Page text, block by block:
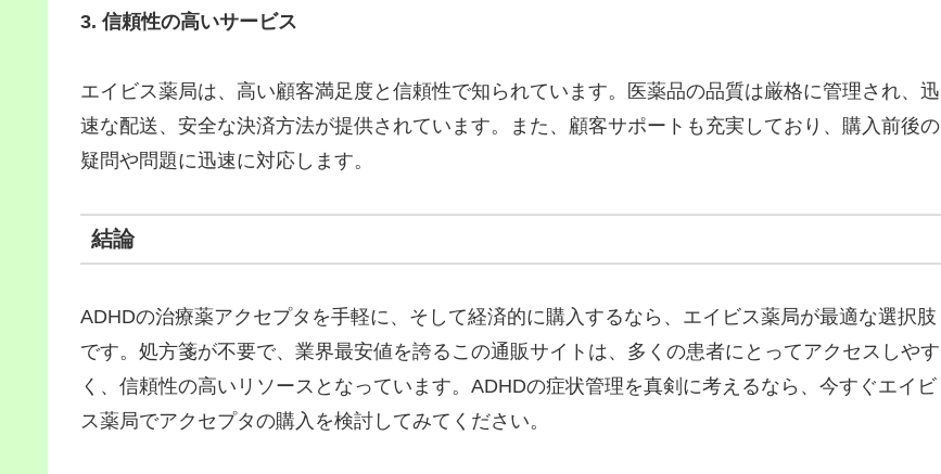
3. 信頼性の高いサービス
エイビス薬局は、高い顧客満足度と信頼性で知られています。医薬品の品質は厳格に管理され、迅
速な配送、安全な決済方法が提供されています。また、顧客サポートも充実しており、購入前後の
疑問や問題に迅速に対応します。
結論
ADHDの治療薬アクセプタを手軽に、そして経済的に購入するなら、エイビス薬局が最適な選択肢
です。処方箋が不要で、業界最安値を誇るこの通販サイトは、多くの患者にとってアクセスしやす
く、信頼性の高いリソースとなっています。ADHDの症状管理を真剣に考えるなら、今すぐエイビ
ス薬局でアクセプタの購入を検討してみてください。